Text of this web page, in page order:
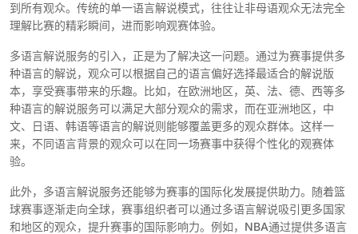
到所有观众。传统的单一语言解说模式，往往让非母语观众无法完全
理解比赛的精彩瞬间，进而影响观赛体验。
多语言解说服务的引入，正是为了解决这一问题。通过为赛事提供多
种语言的解说，观众可以根据自己的语言偏好选择最适合的解说版
本，享受赛事带来的乐趣。比如，在欧洲地区，英、法、德、西等多
种语言的解说服务可以满足大部分观众的需求，而在亚洲地区，中
文、日语、韩语等语言的解说则能够覆盖更多的观众群体。这样一
来，不同语言背景的观众可以在同一场赛事中获得个性化的观赛体
验。
此外，多语言解说服务还能够为赛事的国际化发展提供助力。随着篮
球赛事逐渐走向全球，赛事组织者可以通过多语言解说吸引更多国家
和地区的观众，提升赛事的国际影响力。例如，NBA通过提供多语言